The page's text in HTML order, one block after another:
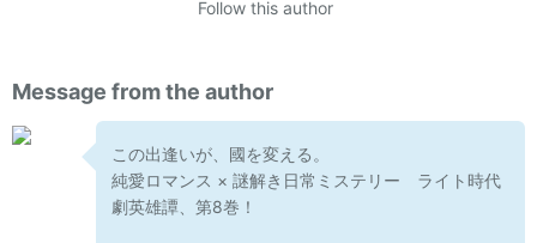
Follow this author
Message from the author
この出逢いが、國を変える。
純愛ロマンス × 謎解き日常ミステリー ライト時代
劇英雄譚、第8巻！